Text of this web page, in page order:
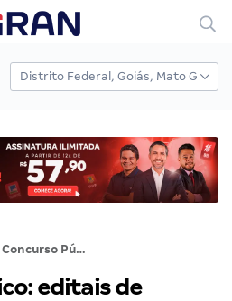
Concurso Público: editais de residência; mais de 800 vagas previstas!
editais de